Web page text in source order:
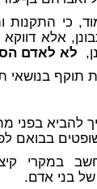
כי התקנות
אלא דווקא
לא לאדם
בנושאי
להביא בפני
בבואם
במקרי
בני אדם.